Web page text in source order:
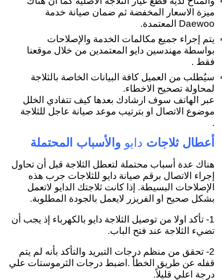
ميزة الاسعار المخفضة ثم ضمان صيانة خدمة
Daewoo المعتمدة.
يتم إجراء جميع مكالمات الخدمة والإصلاحات
بواسطة مهندسين دايو المعتمدين من خلال موقعنا
فقط .
سيُطلب من العميل كافة البيانات الخاصة بالثلاجة
لمحاولة تصحيح الاخطاء.
عبر الهاتف سوف ارشادك بعدها كيف تتفادي الخلل
موضوع الاتصال او بترتيب موعد صيانة عاجل للثلاجة
.
أعطال ثلاجات دايو والأسباب المحتملة
هناك عدة أسباب محتملة لتعطل الثلاجة قبل أن تحاول
إجراء الاتصال برقم صيانة دايو للثلاجات جرب هذه
الإصلاحات البسيطة. إذا كانت ثلاجتك الدايو لاتعمل
بشكل صحيح او الفريزر لايعمل بالجودة المطلوبة.
1- تأكد اولا من توصيل الثلاجة دايو بالكهرباء إذ يجب أن
تضيء الثلاجة عند فتح الباب.
2- تحقق من منظم درجات التبريد والتأكد بأنه لم يتم
قفله عن طريق الخطأ .اضبط درجات الثرموستات علي
درجة اعلي قليلاً.